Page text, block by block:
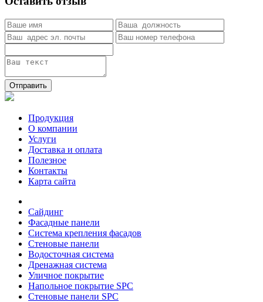
Отправить
Продукция
О компании
Услуги
Доставка и оплата
Полезное
Контакты
Карта сайта
Сайдинг
Фасадные панели
Система крепления фасадов
Стеновые панели
Водосточная система
Дренажная система
Уличное покрытие
Напольное покрытие SPC
Стеновые панели SPC